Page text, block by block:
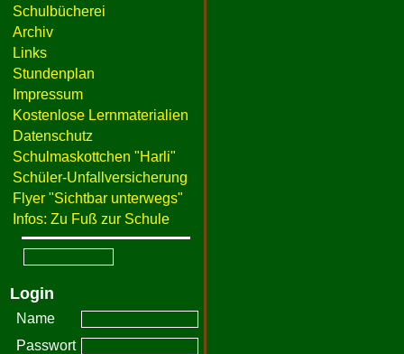
Schulbücherei
Archiv
Links
Stundenplan
Impressum
Kostenlose Lernmaterialien
Datenschutz
Schulmaskottchen "Harli"
Schüler-Unfallversicherung
Flyer "Sichtbar unterwegs"
Infos: Zu Fuß zur Schule
Login
Name
Passwort